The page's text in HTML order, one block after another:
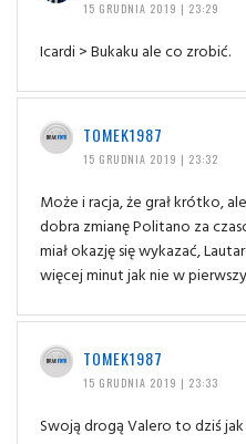
15 GRUDNIA 2019 | 23:29
Icardi > Bukaku ale co zrobić.
TOMEK1987
15 GRUDNIA 2019 | 23:32
Może i racja, że grał krótko,
dobra zmianę Politano za
miał okazję się wykazać,
więcej minut jak nie w
TOMEK1987
15 GRUDNIA 2019 | 23:33
Swoją drogą Valero to dziś jak